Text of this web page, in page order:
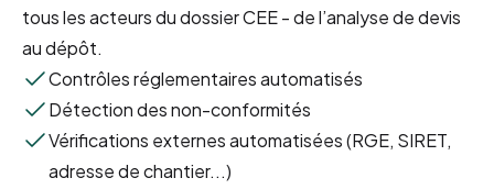
tous les acteurs du dossier CEE - de l’analyse de devis
au dépôt.
Contrôles réglementaires automatisés
Détection des non-conformités
Vérifications externes automatisées (RGE, SIRET,
adresse de chantier...)